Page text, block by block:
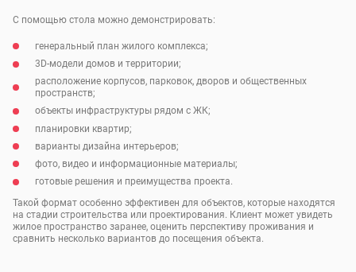
С помощью стола можно демонстрировать:
генеральный план жилого комплекса;
3D-модели домов и территории;
расположение корпусов, парковок, дворов и общественных
пространств;
объекты инфраструктуры рядом с ЖК;
планировки квартир;
варианты дизайна интерьеров;
фото, видео и информационные материалы;
готовые решения и преимущества проекта.
Такой формат особенно эффективен для объектов, которые находятся
на стадии строительства или проектирования. Клиент может увидеть
жилое пространство заранее, оценить перспективу проживания и
сравнить несколько вариантов до посещения объекта.